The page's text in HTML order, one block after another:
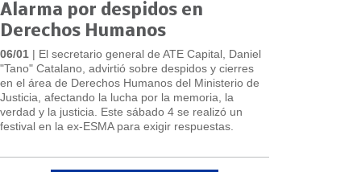
Alarma por despidos en
Derechos Humanos
06/01 | El secretario general de ATE Capital, Daniel
"Tano" Catalano, advirtió sobre despidos y cierres
en el área de Derechos Humanos del Ministerio de
Justicia, afectando la lucha por la memoria, la
verdad y la justicia. Este sábado 4 se realizó un
festival en la ex-ESMA para exigir respuestas.